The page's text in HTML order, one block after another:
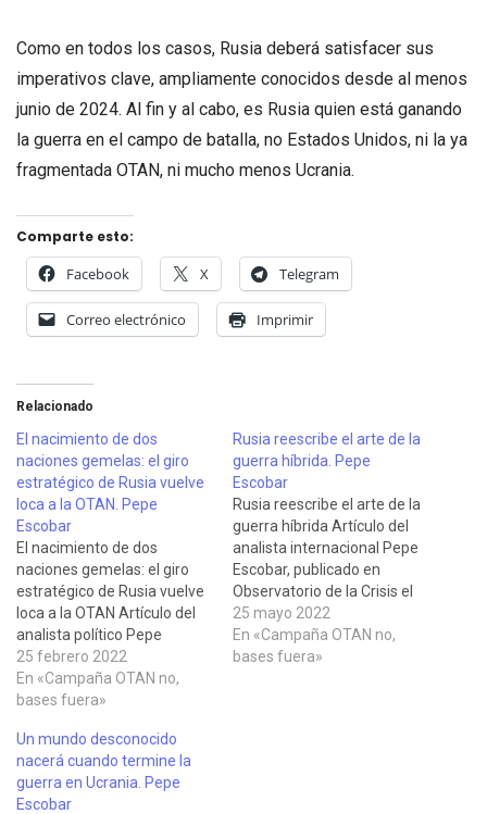
Como en todos los casos, Rusia deberá satisfacer sus
imperativos clave, ampliamente conocidos desde al menos
junio de 2024. Al fin y al cabo, es Rusia quien está ganando
la guerra en el campo de batalla, no Estados Unidos, ni la ya
fragmentada OTAN, ni mucho menos Ucrania.
Comparte esto:
Facebook X Telegram
Correo electrónico Imprimir
Relacionado
El nacimiento de dos
naciones gemelas: el giro
estratégico de Rusia vuelve
loca a la OTAN. Pepe
Escobar
El nacimiento de dos
naciones gemelas: el giro
estratégico de Rusia vuelve
loca a la OTAN Artículo del
analista político Pepe
Escobar publicado en
Observatorio de la Crisis el
22 de febrero de 2022 en el
seguida por Putin para
enfrentar a los desafíos
planteados por…
25 febrero 2022
En «Campaña OTAN no,
bases fuera»
Rusia reescribe el arte de la
guerra híbrida. Pepe
Escobar
Rusia reescribe el arte de la
guerra híbrida Artículo del
analista internacional Pepe
Escobar, publicado en
Observatorio de la Crisis el
21 de mayo de 2022 en el
que describe cómo el
público occidental está
25 mayo 2022
En «Campaña OTAN no,
bases fuera»
Un mundo desconocido
nacerá cuando termine la
guerra en Ucrania. Pepe
Escobar